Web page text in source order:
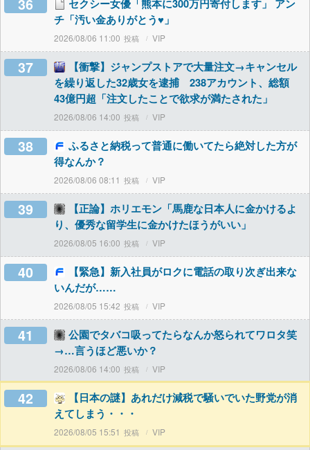
36
セクシー女優「熊本に300万円寄付します」 アン
チ「汚い金ありがとう♥」
2026/08/06 11:00 VIP
37
【衝撃】ジャンプストアで大量注文→キャンセル
を繰り返した32歳女を逮捕 238アカウント、総額
43億円超「注文したことで欲求が満たされた」
2026/08/06 14:00 VIP
38
ふるさと納税って普通に働いてたら絶対した方が
得なんか？
2026/08/06 08:11 VIP
39
【正論】ホリエモン「馬鹿な日本人に金かけるよ
り、優秀な留学生に金かけたほうがいい」
2026/08/05 16:00 VIP
40
【緊急】新入社員がロクに電話の取り次ぎ出来な
いんだが……
2026/08/05 15:42 VIP
41
公園でタバコ吸ってたらなんか怒られてワロタ笑
→…言うほど悪いか？
2026/08/06 14:00 VIP
42
【日本の謎】あれだけ減税で騒いでいた野党が消
えてしまう・・・
2026/08/05 15:51 VIP